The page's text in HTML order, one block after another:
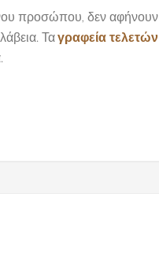
προσώπου, δεν αφήνουν
Ταγραφεία τελετών